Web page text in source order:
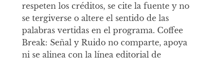
respeten los créditos, se cite la fuente y no
se tergiverse o altere el sentido de las
palabras vertidas en el programa. Coffee
Break: Señal y Ruido no comparte, apoya
ni se alinea con la línea editorial de